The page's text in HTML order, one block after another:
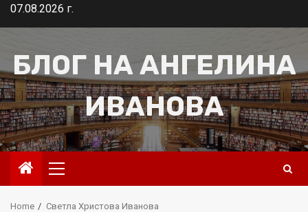
Skip07.08.2026 г.
БЛОГ НА АНГЕЛИНА
ИВАНОВА
Primary
Menu
Home Светла Христова Иванова